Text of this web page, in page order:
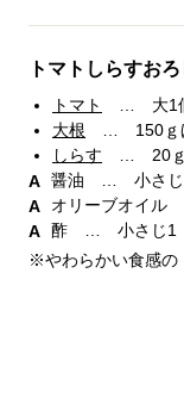
トマトしらすお
トマト
… 大1
大根 … 150ｇ
しらす … 20ｇ
醤油 … 小さじ
オリーブオイ
酢 … 小さじ1
※やわらかい食感の